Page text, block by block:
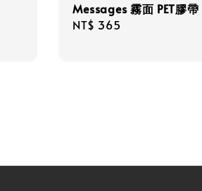
Messages 霧面 PET膠帶
Regular
NT$ 365